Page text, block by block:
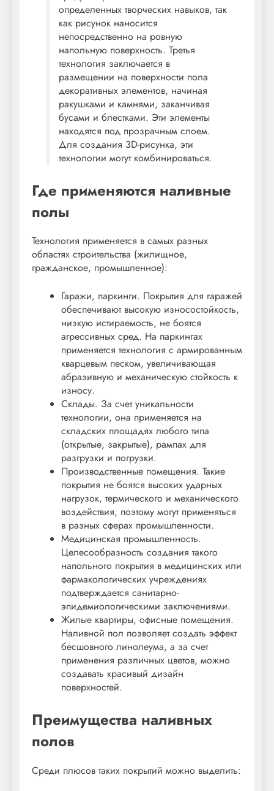
определенных творческих навыков, так
как рисунок наносится
непосредственно на ровную
напольную поверхность. Третья
технология заключается в
размещении на поверхности пола
декоративных элементов, начиная
ракушками и камнями, заканчивая
бусами и блестками. Эти элементы
находятся под прозрачным слоем.
Для создания 3D-рисунка, эти
технологии могут комбинироваться.
Где применяются наливные
полы
Технология применяется в самых разных
областях строительства (жилищное,
гражданское, промышленное):
Гаражи, паркинги. Покрытия для гаражей
обеспечивают высокую износостойкость,
низкую истираемость, не боятся
агрессивных сред. На паркингах
применяется технология с армированным
кварцевым песком, увеличивающая
абразивную и механическую стойкость к
износу.
Склады. За счет уникальности
технологии, она применяется на
складских площадях любого типа
(открытые, закрытые), рампах для
разгрузки и погрузки.
Производственные помещения. Такие
покрытия не боятся высоких ударных
нагрузок, термического и механического
воздействия, поэтому могут применяться
в разных сферах промышленности.
Медицинская промышленность.
Целесообразность создания такого
напольного покрытия в медицинских или
фармакологических учреждениях
подтверждается санитарно-
эпидемиологическими заключениями.
Жилые квартиры, офисные помещения.
Наливной пол позволяет создать эффект
бесшовного линолеума, а за счет
применения различных цветов, можно
создавать красивый дизайн
поверхностей.
Преимущества наливных
полов
Среди плюсов таких покрытий можно выделить: